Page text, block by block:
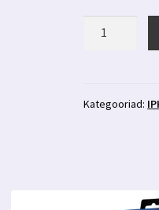
FlexibleGlass
Kategooriad: